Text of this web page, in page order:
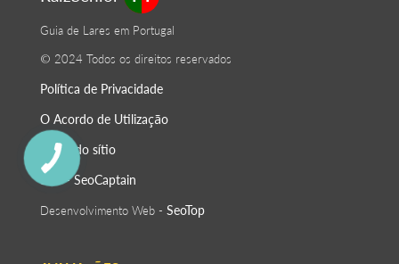
Guia de Lares em Portugal
© 2024 Todos os direitos reservados
Política de Privacidade
O Acordo de Utilização
Mapa do sítio
SEO -SeoСaptain
Desenvolvimento Web - SeoTop